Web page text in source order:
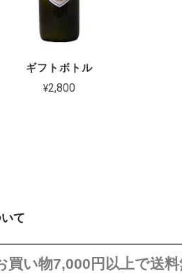
ギフトボトル
¥2,800
て
買い物7,000円以上で送